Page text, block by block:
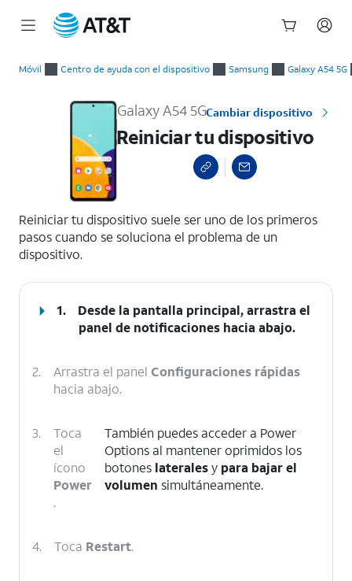
Móvil Centro de ayuda con el dispositivo Samsung Galaxy A54 5G
Galaxy A54 5GCambiar dispositivo
Reiniciar tu dispositivo
Reiniciar tu dispositivo suele ser uno de los primeros
pasos cuando se soluciona el problema de un
dispositivo.
1.
Desde la pantalla principal, arrastra el
panel de notificaciones hacia abajo.
2. Arrastra el panel Configuraciones rápidas
hacia abajo.
3.
Toca
el
ícono
Power
.
También puedes acceder a Power
Options al mantener oprimidos los
botones lateralesy para bajar el
volumen simultáneamente.
4. Toca Restart.